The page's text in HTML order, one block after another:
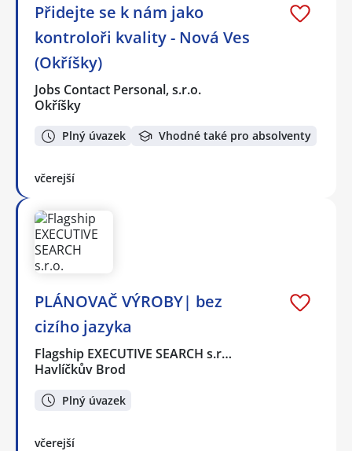
Přidejte se k nám jako
kontroloři kvality - Nová Ves
(Okříšky)
Jobs Contact Personal, s.r.o.
Okříšky
Plný úvazek Vhodné také pro absolventy
včerejší
PLÁNOVAČ VÝROBY| bez
cizího jazyka
Flagship EXECUTIVE SEARCH s.r…
Havlíčkův Brod
Plný úvazek
včerejší